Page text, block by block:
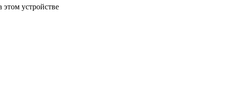
устройстве